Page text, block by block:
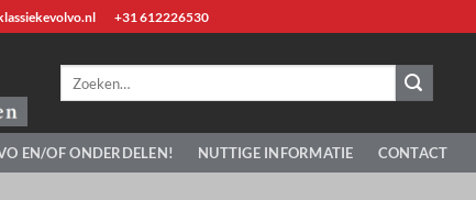
+31 612226530
EN/OF ONDERDELEN! NUTTIGE INFORMATIE CONTACT